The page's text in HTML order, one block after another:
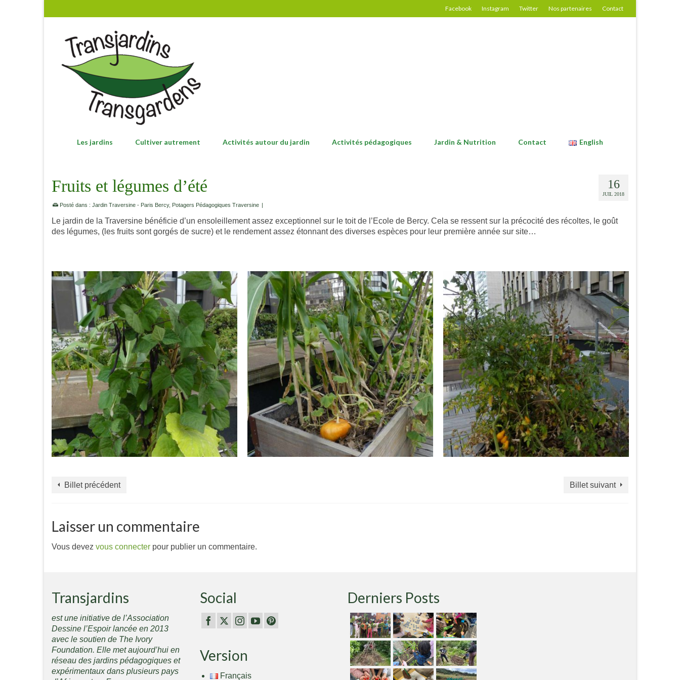
Facebook Instagram Twitter Nos partenaires Contact
Les jardins Cultiver autrement Activités autour du jardin Activités pédagogiques Jardin & Nutrition Contact English
16
JUIL 2018
Fruits et légumes d’été
Posté dans : Jardin Traversine - Paris Bercy, Potagers Pédagogiques Traversine |
Le jardin de la Traversine bénéficie d’un ensoleillement assez exceptionnel sur le toit de l’Ecole de Bercy. Cela se ressent sur la précocité des récoltes, le goût
des légumes, (les fruits sont gorgés de sucre) et le rendement assez étonnant des diverses espèces pour leur première année sur site…
Billet précédent Billet suivant
Laisser un commentaire
Vous devez vous connecter pour publier un commentaire.
Transjardins
est une initiative de l’Association
Dessine l’Espoir lancée en 2013
avec le soutien de The Ivory
Foundation. Elle met aujourd’hui en
réseau des jardins pédagogiques et
expérimentaux dans plusieurs pays
Social
Version
Français
Derniers Posts